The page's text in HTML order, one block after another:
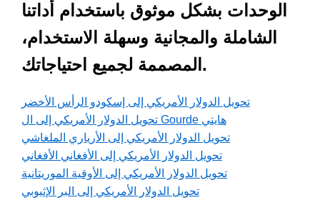
الوحدات بشكل موثوق باستخدام أداتنا
الشاملة والمجانية وسهلة الاستخدام،
المصممة لجميع احتياجاتك.
تحويل الدولار الأمريكي إلى إسكودو الرأس الأخضر
تحويل الدولار الأمريكي إلى ال Gourde هايتي
تحويل الدولار الأمريكي إلى الأرياري الملغاشي
تحويل الدولار الأمريكي إلى الأفغاني الأفغاني
تحويل الدولار الأمريكي إلى الأوقية الموريتانية
تحويل الدولار الأمريكي إلى البر الإثيوبي